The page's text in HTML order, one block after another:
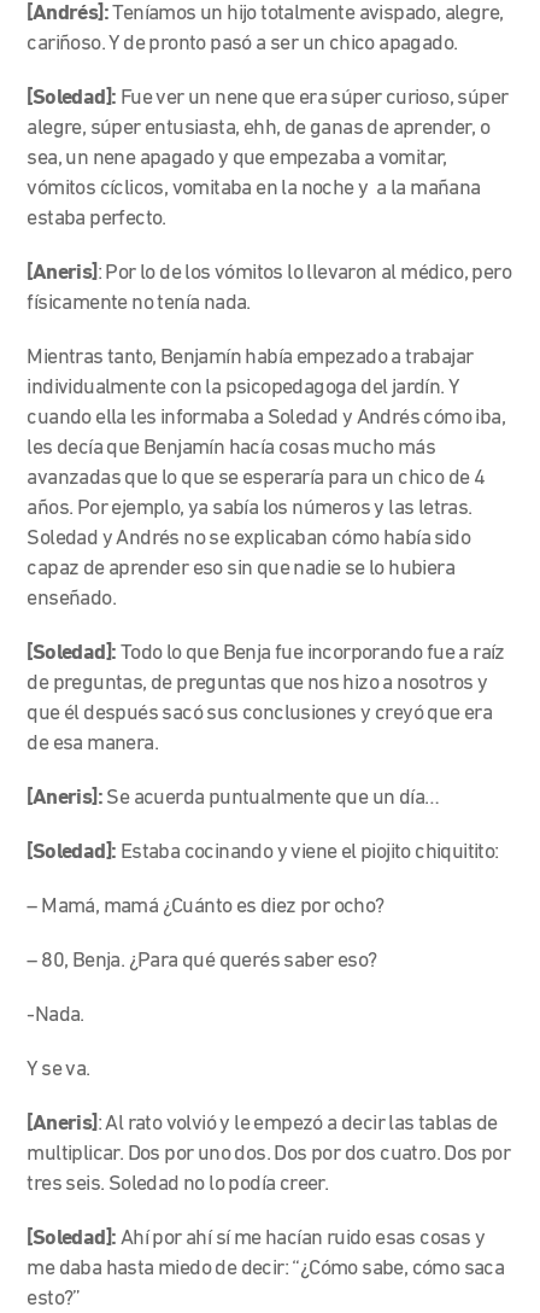
[Andrés]:Teníamos un hijo totalmente avispado, alegre,
cariñoso. Y de pronto pasó a ser un chico apagado.
[Soledad]: Fue ver un nene que era súper curioso, súper
alegre, súper entusiasta, ehh, de ganas de aprender, o
sea, un nene apagado y que empezaba a vomitar,
vómitos cíclicos, vomitaba en la noche y a la mañana
estaba perfecto.
[Aneris] : Por lo de los vómitos lo llevaron al médico, pero
físicamente no tenía nada.
Mientras tanto, Benjamín había empezado a trabajar
individualmente con la psicopedagoga del jardín. Y
cuando ella les informaba a Soledad y Andrés cómo iba,
les decía que Benjamín hacía cosas mucho más
avanzadas que lo que se esperaría para un chico de 4
años. Por ejemplo, ya sabía los números y las letras.
Soledad y Andrés no se explicaban cómo había sido
capaz de aprender eso sin que nadie se lo hubiera
enseñado.
[Soledad]: Todo lo que Benja fue incorporando fue a raíz
de preguntas, de preguntas que nos hizo a nosotros y
que él después sacó sus conclusiones y creyó que era
de esa manera.
[Aneris]: Se acuerda puntualmente que un día…
[Soledad]: Estaba cocinando y viene el piojito chiquitito:
– Mamá, mamá ¿Cuánto es diez por ocho?
– 80, Benja. ¿Para qué querés saber eso?
-Nada.
Y se va.
[Aneris] : Al rato volvió y le empezó a decir las tablas de
multiplicar. Dos por uno dos. Dos por dos cuatro. Dos por
tres seis. Soledad no lo podía creer.
[Soledad]: Ahí por ahí sí me hacían ruido esas cosas y
me daba hasta miedo de decir: “¿Cómo sabe, cómo saca
esto?”